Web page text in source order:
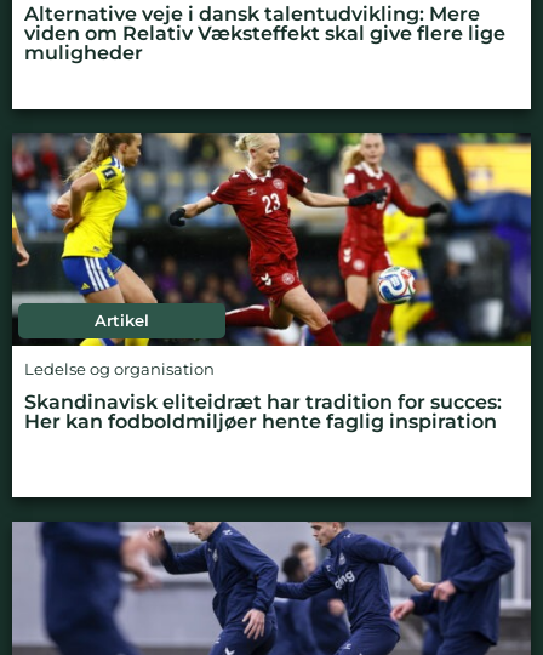
Alternative veje i dansk talentudvikling: Mere
viden om Relativ Væksteffekt skal give flere lige
muligheder
Artikel
Ledelse og organisation
Skandinavisk eliteidræt har tradition for succes:
Her kan fodboldmiljøer hente faglig inspiration